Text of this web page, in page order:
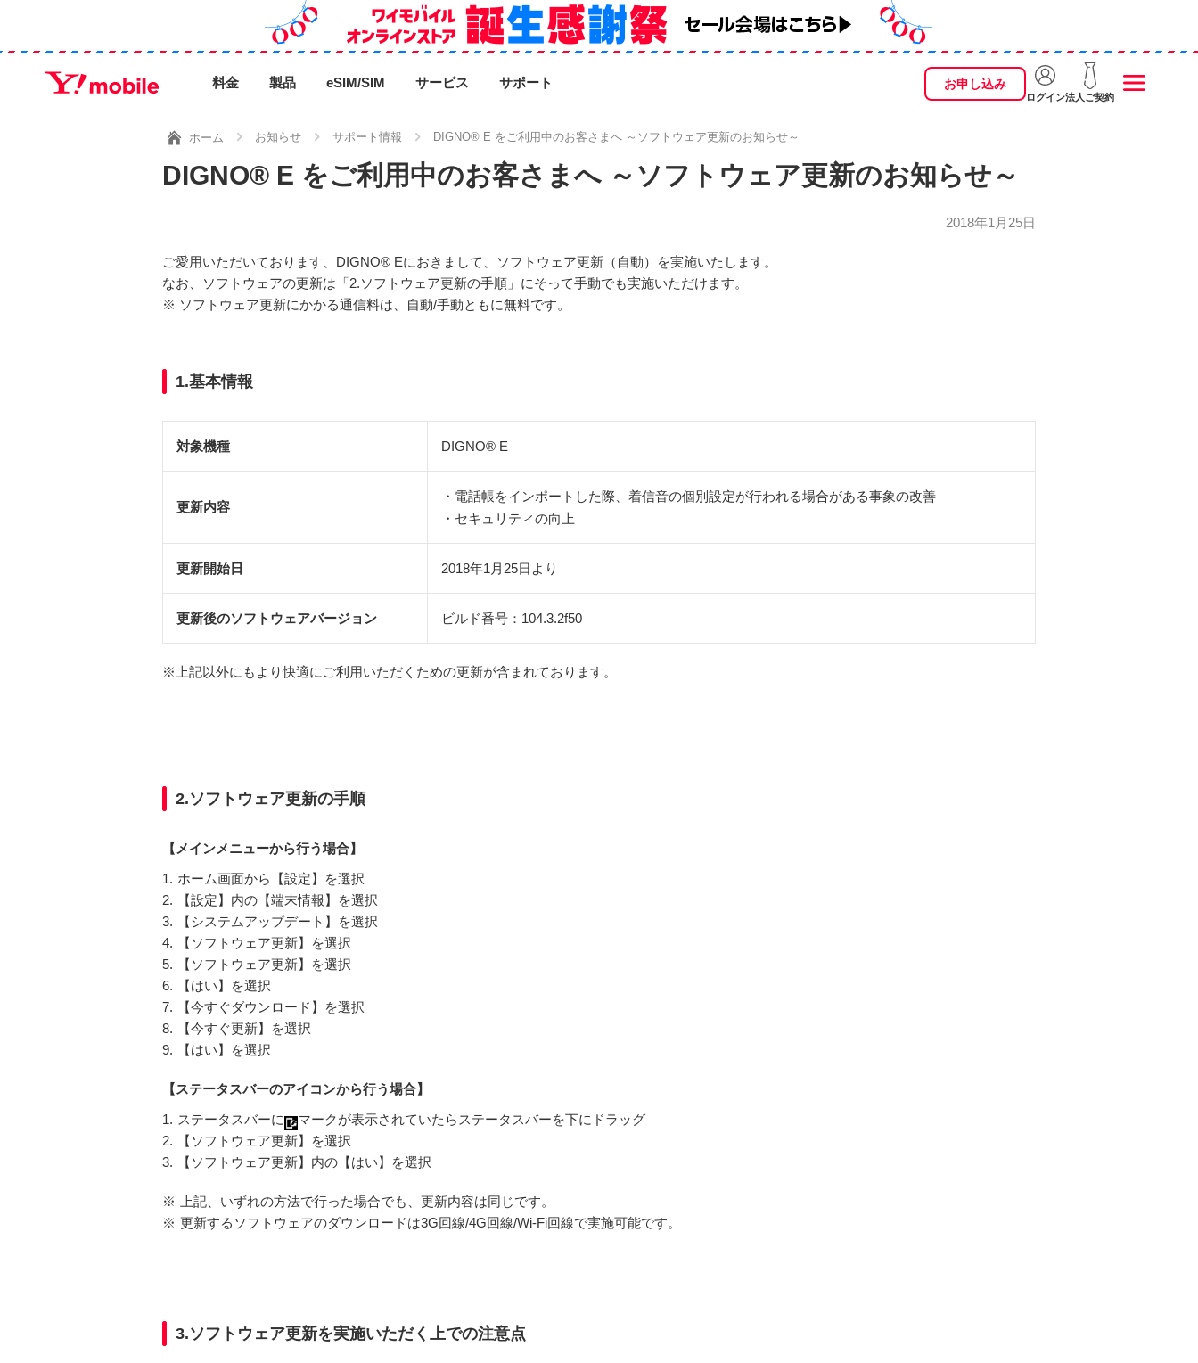
料金 製品 eSIM/SIM サービス サポート お申し込み
ログイン法人ご契約
ホーム お知らせ サポート情報 DIGNO® E をご利用中のお客さまへ ～ソフトウェア更新のお知らせ～
DIGNO® E をご利用中のお客さまへ ～ソフトウェア更新のお知らせ～
2018年1月25日
ご愛用いただいております、DIGNO® Eにおきまして、ソフトウェア更新（自動）を実施いたします。
なお、ソフトウェアの更新は「2.ソフトウェア更新の手順」にそって手動でも実施いただけます。
※ ソフトウェア更新にかかる通信料は、自動/手動ともに無料です。
1.基本情報
対象機種 DIGNO® E
更新内容
・電話帳をインポートした際、着信音の個別設定が行われる場合がある事象の改善
・セキュリティの向上
更新開始日 2018年1月25日より
更新後のソフトウェアバージョン ビルド番号：104.3.2f50
※ 上記以外にもより快適にご利用いただくための更新が含まれております。
2.ソフトウェア更新の手順
【メインメニューから行う場合】
1. ホーム画面から【設定】を選択
2.
【設定】内の【端末情報】を選択
3.
【システムアップデート】を選択
4.
【ソフトウェア更新】を選択
5.
【ソフトウェア更新】を選択
6.
【はい】を選択
7.
【今すぐダウンロード】を選択
8.
【今すぐ更新】を選択
9.
【はい】を選択
【ステータスバーのアイコンから行う場合】
1. ステータスバーに
マークが表示されていたらステータスバーを下にドラッグ
2.
【ソフトウェア更新】を選択
3.
【ソフトウェア更新】内の【はい】を選択
※
上記、いずれの方法で行った場合でも、更新内容は同じです。
※ 更新するソフトウェアのダウンロードは3G回線/4G回線/Wi-Fi回線で実施可能です。
3.ソフトウェア更新を実施いただく上での注意点